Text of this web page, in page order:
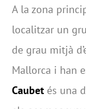
A la zona
localitzar un
de grau mitjà
Mallorca i han
Caubet és una